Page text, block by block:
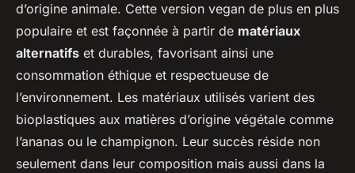
d’origine animale. Cette version vegan de plus en plus
populaire et est façonnée à partir de matériaux
alternatifs et durables, favorisant ainsi une
consommation éthique et respectueuse de
l’environnement. Les matériaux utilisés varient des
bioplastiques aux matières d’origine végétale comme
l’ananas ou le champignon. Leur succès réside non
seulement dans leur composition mais aussi dans la